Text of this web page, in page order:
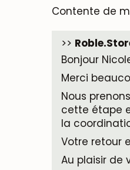
Contente de
>>
Bonjour
Merci
Nous
cette étape
la
Votre retour
Au plaisir de